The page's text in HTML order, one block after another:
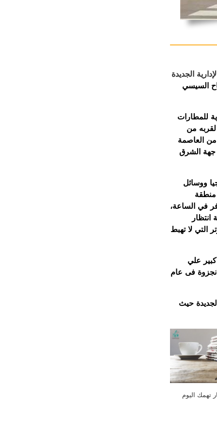
الجديدة
الفتاح السيسي
للمطارات
لقربه من
من العاصمة
الجديدة وعلي كما يبعد حوالي 30 كيلومتر جهة الشرق
ووسائل
منطقة
المطاعم و الأسواق الحرة، ويتسع لأكثر من 300 مسافر في الساعة،
و عرض 6 متر و منطقة انتظار
التي لا تهبط
500 سيارة، و مسجد كبير علي
فى عام
حيث
تهمك اليوم